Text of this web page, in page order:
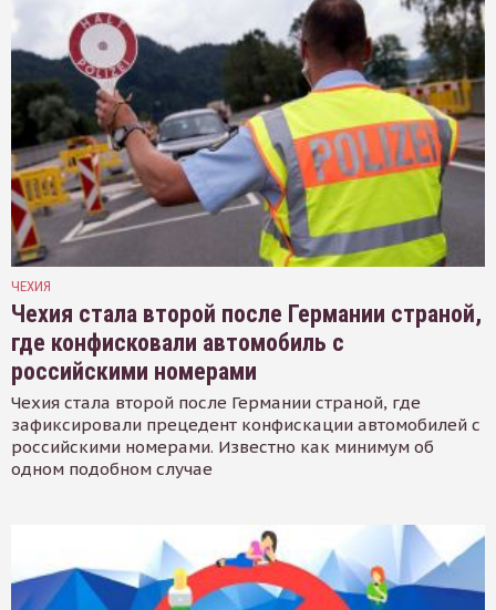
ЧЕХИЯ
Чехия стала второй после Германии страной,
где конфисковали автомобиль с
российскими номерами
Чехия стала второй после Германии страной, где
зафиксировали прецедент конфискации автомобилей с
российскими номерами. Известно как минимум об
одном подобном случае